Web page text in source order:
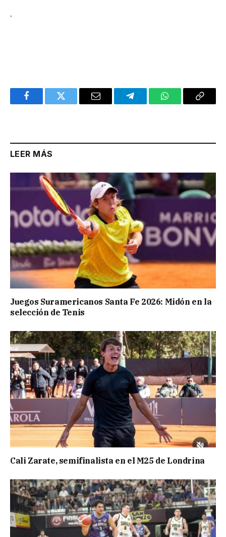
.
FacebookTwitter Email TelegramWhatsAppCopy
LEER MÁS
Juegos Suramericanos Santa Fe 2026: Midón en la
selección de Tenis
Cali Zarate, semifinalista en el M25 de Londrina